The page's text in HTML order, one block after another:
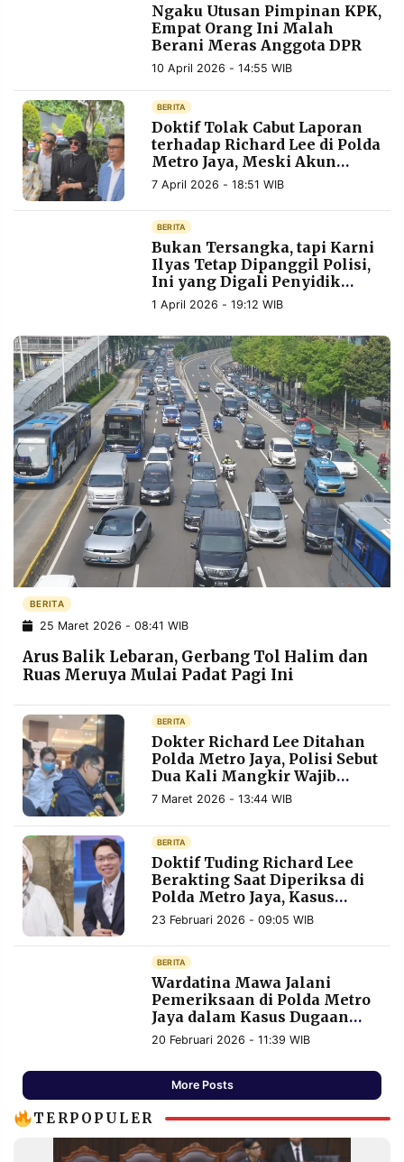
PT.
RESOLUSI
MEDIA
PRAMUDITA
Ngaku Utusan Pimpinan KPK,
Empat Orang Ini Malah
Berani Meras Anggota DPR
10 April 2026 - 14:55 WIB
BERITA
Doktif Tolak Cabut Laporan
terhadap Richard Lee di Polda
Metro Jaya, Meski Akun
Medsos Disita 9 Bulan
7 April 2026 - 18:51 WIB
BERITA
Bukan Tersangka, tapi Karni
Ilyas Tetap Dipanggil Polisi,
Ini yang Digali Penyidik
darinya
1 April 2026 - 19:12 WIB
BERITA
25 Maret 2026 - 08:41 WIB
Arus Balik Lebaran, Gerbang Tol Halim dan
Ruas Meruya Mulai Padat Pagi Ini
BERITA
Dokter Richard Lee Ditahan
Polda Metro Jaya, Polisi Sebut
Dua Kali Mangkir Wajib
Lapor dan Absen saat
7 Maret 2026 - 13:44 WIB
BERITA
Doktif Tuding Richard Lee
Berakting Saat Diperiksa di
Polda Metro Jaya, Kasus
Hukum Terus Bergulir
23 Februari 2026 - 09:05 WIB
BERITA
Wardatina Mawa Jalani
Pemeriksaan di Polda Metro
Jaya dalam Kasus Dugaan
Perzinaan Insanul Fahmi dan
20 Februari 2026 - 11:39 WIB
More Posts
TERPOPULER